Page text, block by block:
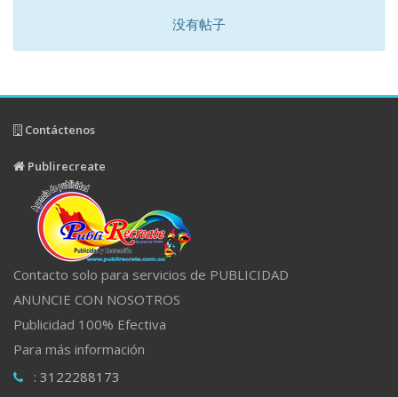
没有帖子
Contáctenos
Publirecreate
Contacto solo para servicios de PUBLICIDAD
ANUNCIE CON NOSOTROS
Publicidad 100% Efectiva
Para más información
: 3122288173